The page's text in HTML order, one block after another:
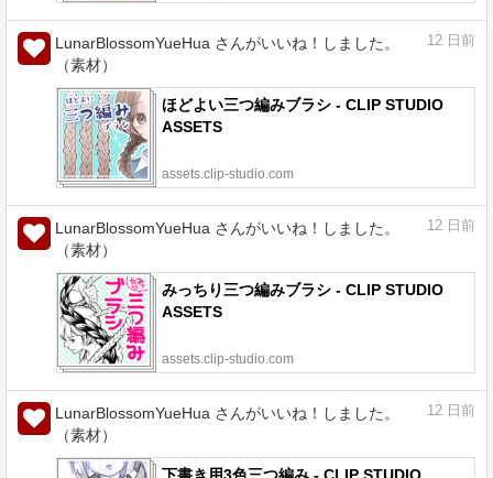
LunarBlossomYueHua さんがいいね！しました。
（素材）
12 日前
ほどよい三つ編みブラシ - CLIP STUDIO
ASSETS
assets.clip-studio.com
LunarBlossomYueHua さんがいいね！しました。
（素材）
12 日前
みっちり三つ編みブラシ - CLIP STUDIO
ASSETS
assets.clip-studio.com
LunarBlossomYueHua さんがいいね！しました。
（素材）
12 日前